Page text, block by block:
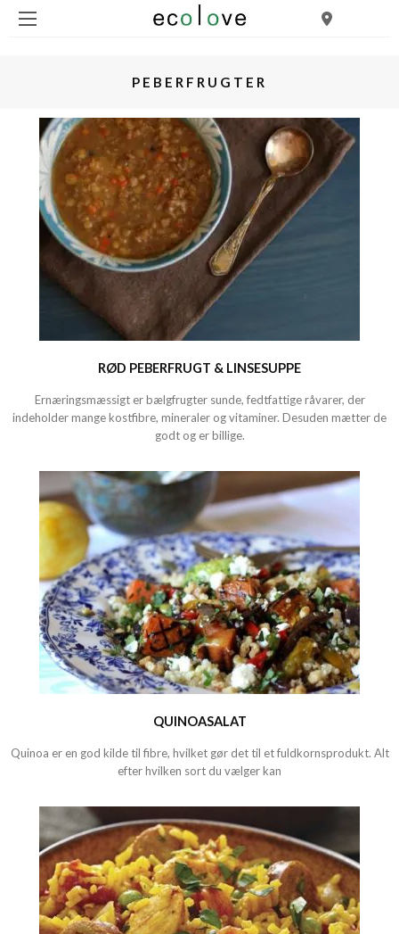
PEBERFRUGTER
RØD PEBERFRUGT & LINSESUPPE
Ernæringsmæssigt er bælgfrugter sunde, fedtfattige råvarer, der
indeholder mange kostfibre, mineraler og vitaminer. Desuden mætter de
godt og er billige.
QUINOASALAT
Quinoa er en god kilde til fibre, hvilket gør det til et fuldkornsprodukt. Alt
efter hvilken sort du vælger kan